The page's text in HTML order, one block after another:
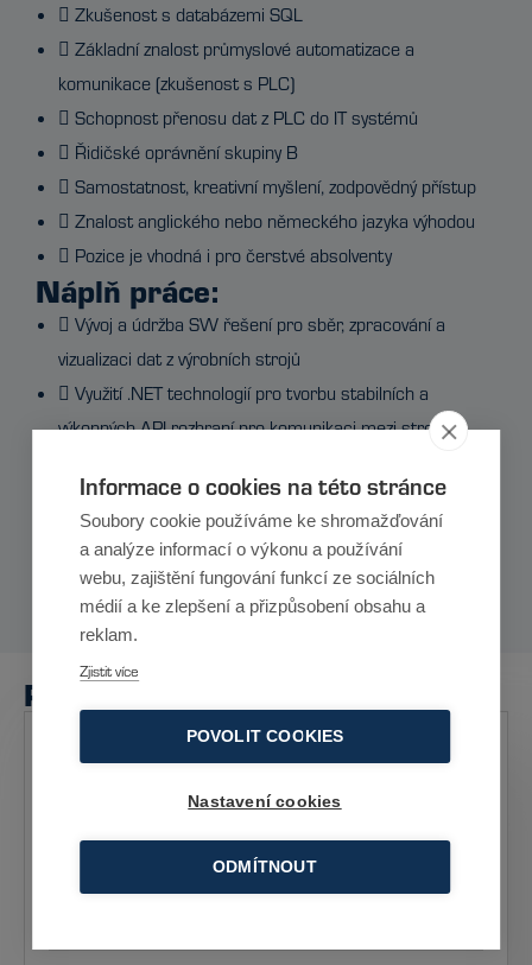
 Zkušenost s databázemi SQL
 Základní znalost průmyslové automatizace a
komunikace (zkušenost s PLC)
 Schopnost přenosu dat z PLC do IT systémů
 Řidičské oprávnění skupiny B
 Samostatnost, kreativní myšlení, zodpovědný přístup
 Znalost anglického nebo německého jazyka výhodou
 Pozice je vhodná i pro čerstvé absolventy
Náplň práce:
 Vývoj a údržba SW řešení pro sběr, zpracování a
vizualizaci dat z výrobních strojů
 Využití .NET technologií pro tvorbu stabilních a
výkonných API rozhraní pro komunikaci mezi stroji a
 Optimalizace datových toků a zajištění integrity dat
 Spolupráce s týmy automatizace a IT pro
implementaci nových funkcionalit a řešení problémů
 Tvorba návodů a dokumentace
Přihláška:
Informace o cookies na této stránce
Soubory cookie používáme ke shromažďování
a analýze informací o výkonu a používání
webu, zajištění fungování funkcí ze sociálních
médií a ke zlepšení a přizpůsobení obsahu a
reklam.
Zjistit více
POVOLIT COOKIES
Nastavení cookies
ODMÍTNOUT